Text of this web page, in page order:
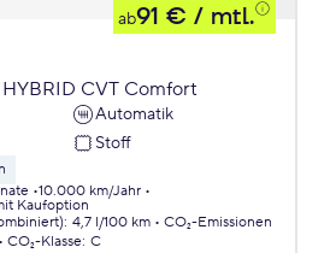
ab91 € / mtl.
HYBRID CVT Comfort
Automatik
Stoff
10.000 km/Jahr
Kaufoption
: 4,7 l/100 km
CO₂-Emissionen
CO₂-Klasse: C